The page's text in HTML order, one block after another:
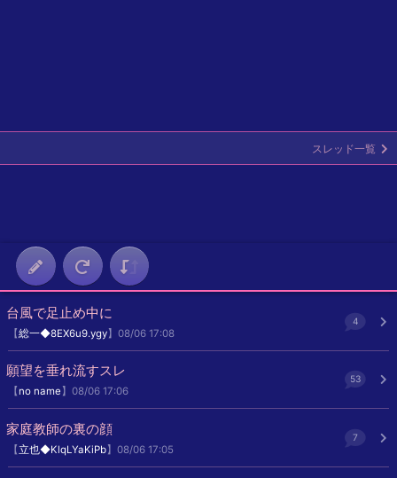
スレッド一覧
台風で足止め中に
【総一◆8EX6u9.ygy】08/06 17:08
4
願望を垂れ流すスレ
【no name 】08/06 17:06
53
家庭教師の裏の顔
【立也◆KlqLYaKiPb】08/06 17:05
7